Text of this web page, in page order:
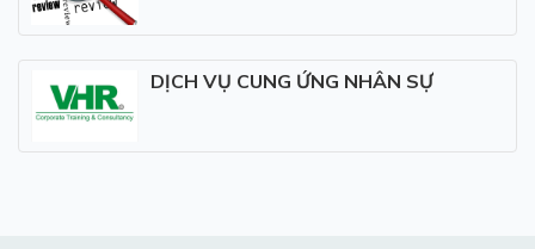
DỊCH VỤ CUNG ỨNG NHÂN SỰ